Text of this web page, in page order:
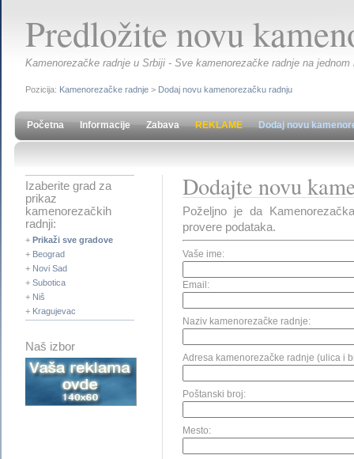
Predložite novu
Kamenorezačke radnje u Srbiji - Sve kamenorezačke radnje na
Pozicija: Kamenorezačke radnje > Dodaj novu kamenorezačku radnju
Početna Informacije Zabava REKLAME Dodaj novu
Izaberite grad za
prikaz
kamenorezačkih
radnji:
+ Prikaži sve gradove
+ Beograd
+ Novi Sad
+ Subotica
+ Niš
+ Kragujevac
Naš izbor
Dodajte novu
Poželjno je da
provere podataka.
Vaše ime:
Email:
Naziv kamenorezačke radnje:
Adresa kamenorezačke radnje (ulica i
Poštanski broj:
Mesto: